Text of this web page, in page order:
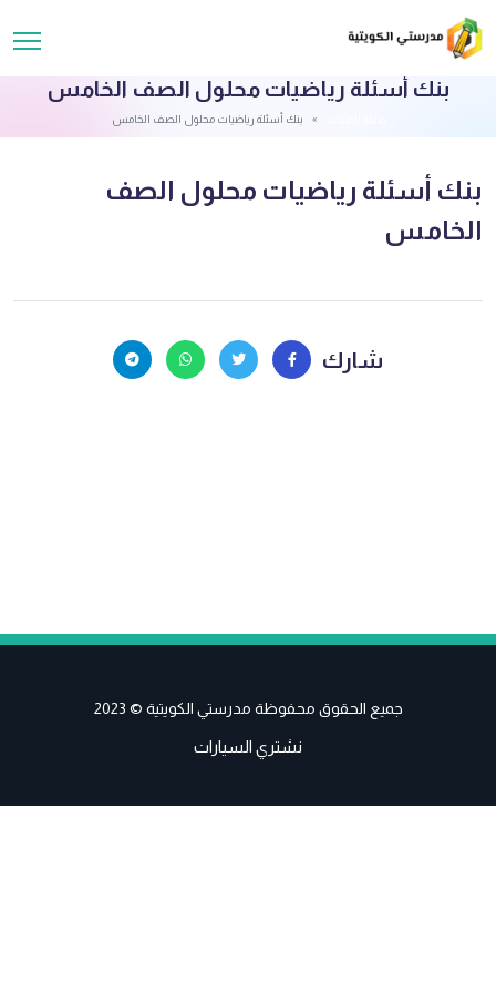
بنك أسئلة رياضيات محلول الصف الخامس
بنك أسئلة رياضيات محلول الصف الخامس
بنك أسئلة رياضيات محلول الصف
الخامس
شارك
جميع الحقوق محفوظة مدرستي الكويتية © 2023
نشتري السيارات